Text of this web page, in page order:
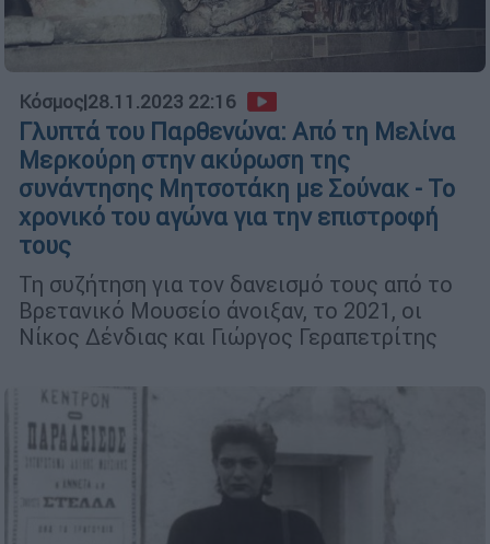
Κόσμος|28.11.2023 22:16
Γλυπτά του Παρθενώνα: Από τη Μελίνα
Μερκούρη στην ακύρωση της
συνάντησης Μητσοτάκη με Σούνακ - Το
χρονικό του αγώνα για την επιστροφή
τους
Τη συζήτηση για τον δανεισμό τους από το
Βρετανικό Μουσείο άνοιξαν, το 2021, οι
Νίκος Δένδιας και Γιώργος Γεραπετρίτης